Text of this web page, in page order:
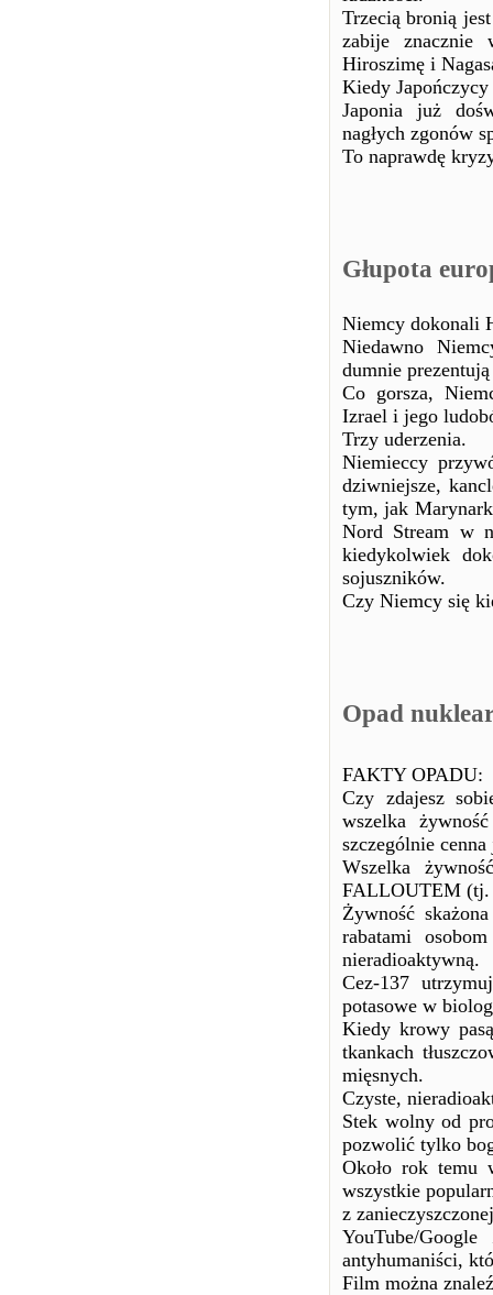
Trzecią bronią
zabije znacznie
Hiroszimę i
Kiedy Japończycy
Japonia już
nagłych zgonów
To naprawdę
Głupota
Niemcy dokonali
Niedawno
dumnie
Co gorsza,
Izrael i jego
Trzy uderzenia.
Niemieccy
dziwniejsze,
tym, jak
Nord Stream w
kiedykolwiek
sojuszników.
Czy Niemcy się
Opad
FAKTY OPADU:
Czy zdajesz
wszelka
szczególnie
Wszelka
FALLOUTEM (tj.
Żywność
rabatami
nieradioaktywną.
Cez-137
potasowe w
Kiedy krowy
tkankach
mięsnych.
Czyste,
Stek wolny od
pozwolić tylko
Około rok temu
wszystkie
z
YouTube/
antyhumaniści,
Film można